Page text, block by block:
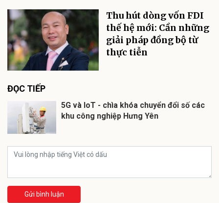
Thu hút dòng vốn FDI
thế hệ mới: Cần những
giải pháp đồng bộ từ
thực tiễn
ĐỌC TIẾP
5G và IoT - chìa khóa chuyển đổi số các
khu công nghiệp Hưng Yên
Gửi bình luận